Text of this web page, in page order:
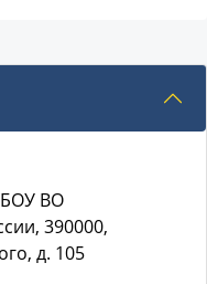
ВО
390000,
д. 105